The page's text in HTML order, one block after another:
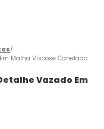
Malha Viscose Canelada
Vazado Em